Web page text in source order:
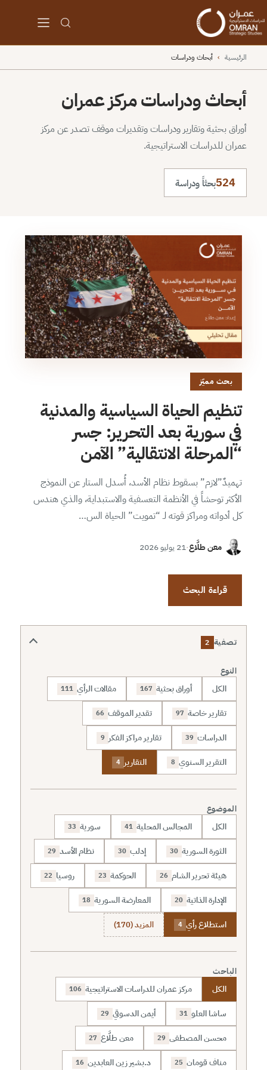
الرئيسية › أبحاث ودراسات
أبحاث ودراسات مركز عمران
أوراق بحثية وتقارير ودراسات وتقديرات موقف تصدر عن مركز
عمران للدراسات الاستراتيجية.
524بحثاً ودراسة
بحث مميّز
تنظيم الحياة السياسية والمدنية
في سورية بعد التحرير: جسر
“المرحلة الانتقالية” الآمن
تهميدٌ”لازم” بسقوط نظام الأسد، أُسدل الستار عن النموذج
الأكثر توحشاً في الأنظمة التعسفية والاستبداية، والذي هندس
كل أدواته ومراكز قوته لـ “تمويت” الحياة الس…
معن طلَّاع·21 يوليو 2026
قراءة البحث
تصفية 2
النوع
الكل أوراق بحثية 167 مقالات الرأي 111
تقارير خاصة 97 تقدير الموقف 66
الدراسات 39 تقارير مراكز الفكر 9
التقرير السنوي 8 التقارير 4
الموضوع
الكل المجالس المحلية 41 سورية 33
الثورة السورية 30 إدلب 30 نظام الأسد 29
هيئة تحرير الشام 26 الحوكمة 23 روسيا 22
الإدارة الذاتية 20 المعارضة السورية 18
استطلاع رأي 4 المزيد (170)
الباحث
الكل مركز عمران للدراسات الاستراتيجية 106
ساشا العلو 31 أيمن الدسوقي 29
محسن المصطفى 29 معن طلَّاع 27
مناف قومان 25 د.بشير زين العابدين 16